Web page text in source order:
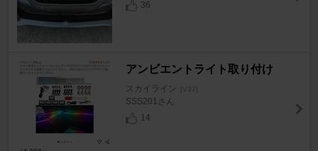
36
アンビエントライト取り付け
スカイライン [V37]
SSS201さん
14